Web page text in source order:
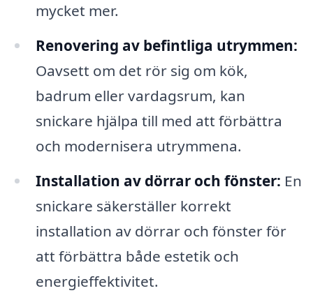
mycket mer.
Renovering av befintliga utrymmen:
Oavsett om det rör sig om kök,
badrum eller vardagsrum, kan
snickare hjälpa till med att förbättra
och modernisera utrymmena.
Installation av dörrar och fönster: En
snickare säkerställer korrekt
installation av dörrar och fönster för
att förbättra både estetik och
energieffektivitet.